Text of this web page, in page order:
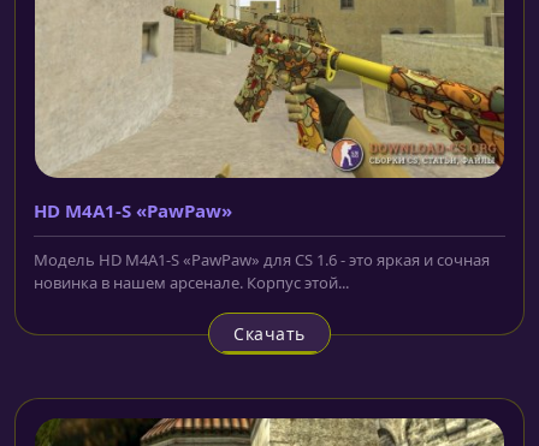
HD M4A1-S «PawPaw»
Модель HD M4A1-S «PawPaw» для CS 1.6 - это яркая и сочная
новинка в нашем арсенале. Корпус этой...
Скачать